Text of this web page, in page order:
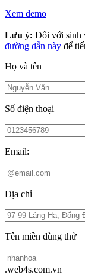
Xem demo
Lưu ý: Đối với sinh
đường dẫn này để
Họ và tên
Số điện thoại
Email:
Địa chỉ
Tên miền dùng thử
.web4s.com.vn